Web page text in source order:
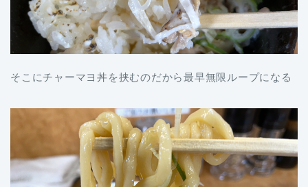
そこにチャーマヨ丼を挟むのだから最早無限ループになる